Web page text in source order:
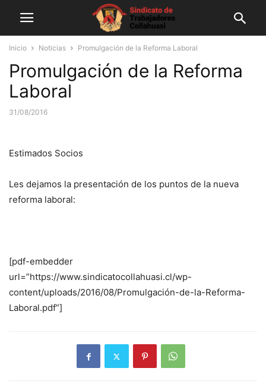
Inicio Noticias Promulgación de la Reforma Laboral
Promulgación de la Reforma
Laboral
31/08/2016
Estimados Socios
Les dejamos la presentación de los puntos de la nueva
reforma laboral:
[pdf-embedder
url=”https://www.sindicatocollahuasi.cl/wp-
content/uploads/2016/08/Promulgación-de-la-Reforma-
Laboral.pdf”]